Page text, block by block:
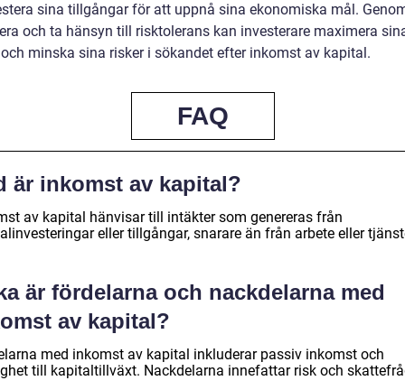
sina tillgångar för att uppnå sina ekonomiska mål.
och ta hänsyn till risktolerans kan investerare maximera
minska sina risker i sökandet efter inkomst av kapital.
FAQ
är inkomst av kapital?
av kapital hänvisar till intäkter som genereras från
eller tillgångar, snarare än från arbete eller
är fördelarna och nackdelarna med
av kapital?
med inkomst av kapital inkluderar passiv inkomst och
till kapitaltillväxt. Nackdelarna innefattar risk och